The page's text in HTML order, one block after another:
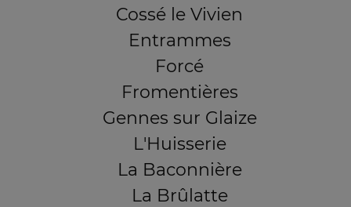
Cossé le Vivien
Entrammes
Forcé
Fromentières
Gennes sur Glaize
L'Huisserie
La Baconnière
La Brûlatte